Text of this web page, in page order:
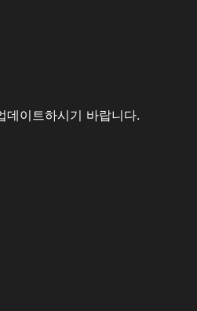
데이트하시기 바랍니다.